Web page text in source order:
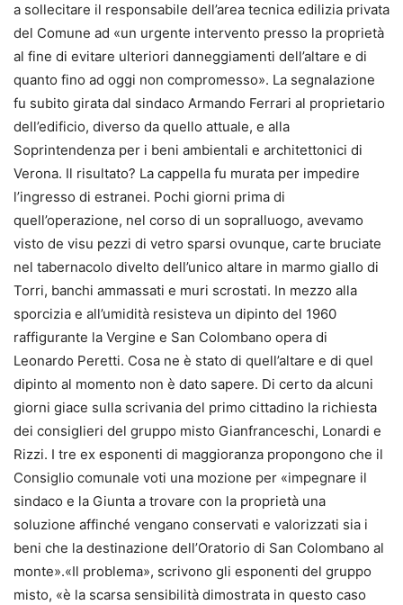
a sollecitare il responsabile dell’area tecnica edilizia privata
del Comune ad «un urgente intervento presso la proprietà
al fine di evitare ulteriori danneggiamenti dell’altare e di
quanto fino ad oggi non compromesso». La segnalazione
fu subito girata dal sindaco Armando Ferrari al proprietario
dell’edificio, diverso da quello attuale, e alla
Soprintendenza per i beni ambientali e architettonici di
Verona. Il risultato? La cappella fu murata per impedire
l’ingresso di estranei. Pochi giorni prima di
quell’operazione, nel corso di un sopralluogo, avevamo
visto de visu pezzi di vetro sparsi ovunque, carte bruciate
nel tabernacolo divelto dell’unico altare in marmo giallo di
Torri, banchi ammassati e muri scrostati. In mezzo alla
sporcizia e all’umidità resisteva un dipinto del 1960
raffigurante la Vergine e San Colombano opera di
Leonardo Peretti. Cosa ne è stato di quell’altare e di quel
dipinto al momento non è dato sapere. Di certo da alcuni
giorni giace sulla scrivania del primo cittadino la richiesta
dei consiglieri del gruppo misto Gianfranceschi, Lonardi e
Rizzi. I tre ex esponenti di maggioranza propongono che il
Consiglio comunale voti una mozione per «impegnare il
sindaco e la Giunta a trovare con la proprietà una
soluzione affinché vengano conservati e valorizzati sia i
beni che la destinazione dell’Oratorio di San Colombano al
monte».«Il problema», scrivono gli esponenti del gruppo
misto, «è la scarsa sensibilità dimostrata in questo caso